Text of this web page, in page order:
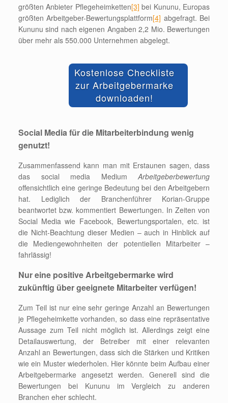
größten Anbieter Pflegeheimketten[3] bei Kununu, Europas
größten Arbeitgeber-Bewertungsplattform[4] abgefragt. Bei
Kununu sind nach eigenen Angaben 2,2 Mio. Bewertungen
über mehr als 550.000 Unternehmen abgelegt.
Kostenlose Checkliste
zur Arbeitgebermarke
downloaden!
Social Media für die Mitarbeiterbindung wenig
genutzt!
Zusammenfassend kann man mit Erstaunen sagen, dass
das social media MediumArbeitgeberbewertung
offensichtlich eine geringe Bedeutung bei den Arbeitgebern
hat. Lediglich der Branchenführer Korian-Gruppe
beantwortet bzw. kommentiert Bewertungen. In Zeiten von
Social Media wie Facebook, Bewertungsportalen, etc. ist
die Nicht-Beachtung dieser Medien – auch in Hinblick auf
die Mediengewohnheiten der potentiellen Mitarbeiter –
fahrlässig!
Nur eine positive Arbeitgebermarke wird
zukünftig über geeignete Mitarbeiter verfügen!
Zum Teil ist nur eine sehr geringe Anzahl an Bewertungen
je Pflegeheimkette vorhanden, so dass eine repräsentative
Aussage zum Teil nicht möglich ist. Allerdings zeigt eine
Detailauswertung, der Betreiber mit einer relevanten
Anzahl an Bewertungen, dass sich die Stärken und Kritiken
wie ein Muster wiederholen. Hier könnte beim Aufbau einer
Arbeitgebermarke angesetzt werden. Generell sind die
Bewertungen bei Kununu im Vergleich zu anderen
Branchen eher schlecht.